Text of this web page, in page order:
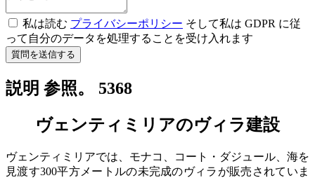
私は読む プライバシーポリシー そして私は GDPR に従
って自分のデータを処理することを受け入れます
質問を送信する
説明 参照。 5368
ヴェンティミリアのヴィラ建設
ヴェンティミリアでは、モナコ、コート・ダジュール、海を
見渡す300平方メートルの未完成のヴィラが販売されていま